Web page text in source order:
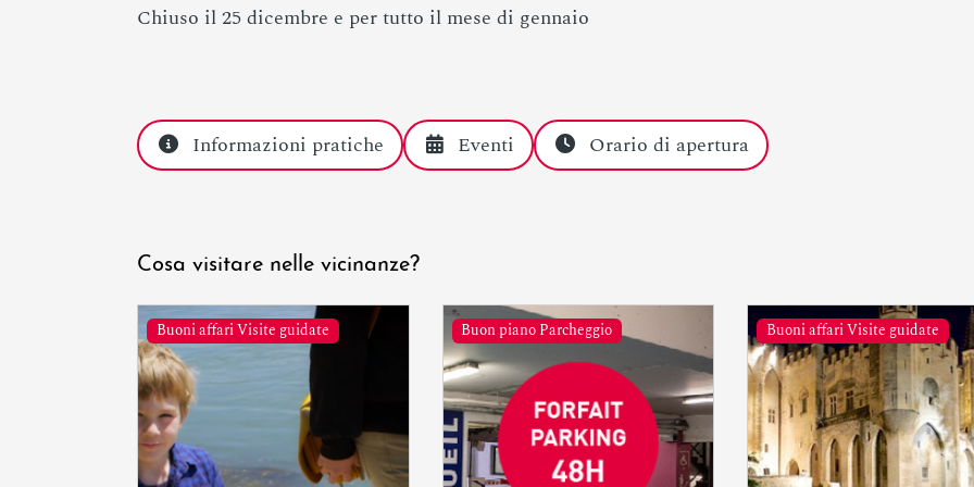
Chiuso il 25 dicembre e per tutto il mese di gennaio
Informazioni pratiche Eventi Orario di apertura
Cosa visitare nelle vicinanze?
Buoni affari Visite guidate Buon piano Parcheggio Buoni affari Visite guidate